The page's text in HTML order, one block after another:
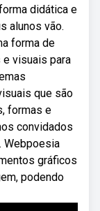
didática e
alunos vão.
forma de
visuais para
que são
formas e
convidados
Webpoesia
gráficos
podendo